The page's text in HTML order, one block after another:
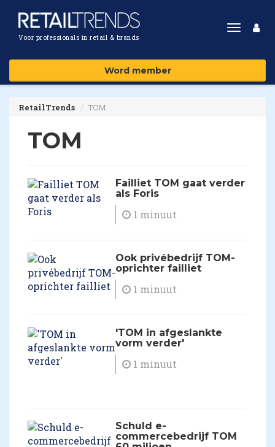
Voor professionals in retail & brands
Toggle
Word member
RetailTrends TOM
TOM
Failliet TOM gaat verder
als Foris
1 minuut
Ook privébedrijf TOM-
oprichter failliet
1 minuut
'TOM in afgeslankte
vorm verder'
1 minuut
Schuld e-
commercebedrijf TOM